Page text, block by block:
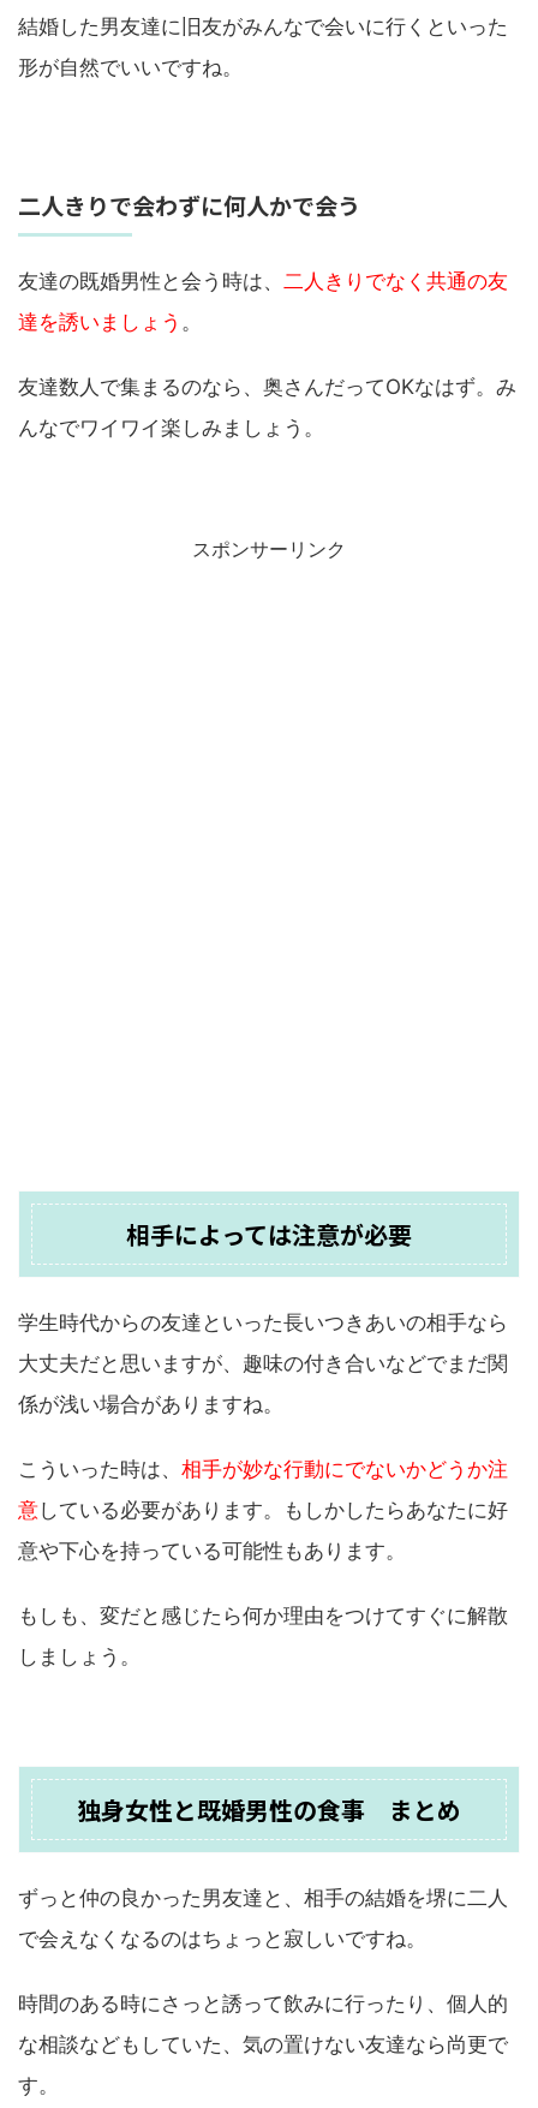
結婚した男友達に旧友がみんなで会いに行くといった
形が自然でいいですね。
二人きりで会わずに何人かで会う
友達の既婚男性と会う時は、 二人きりでなく共通の友
達を誘いましょう 。
友達数人で集まるのなら、奥さんだってOKなはず。み
んなでワイワイ楽しみましょう。
スポンサーリンク
相手によっては注意が必要
学生時代からの友達といった長いつきあいの相手なら
大丈夫だと思いますが、趣味の付き合いなどでまだ関
係が浅い場合がありますね。
こういった時は、 相手が妙な行動にでないかどうか注
意している必要があります。もしかしたらあなたに好
意や下心を持っている可能性もあります。
もしも、変だと感じたら何か理由をつけてすぐに解散
しましょう。
独身女性と既婚男性の食事 まとめ
ずっと仲の良かった男友達と、相手の結婚を堺に二人
で会えなくなるのはちょっと寂しいですね。
時間のある時にさっと誘って飲みに行ったり、個人的
な相談などもしていた、気の置けない友達なら尚更で
す。